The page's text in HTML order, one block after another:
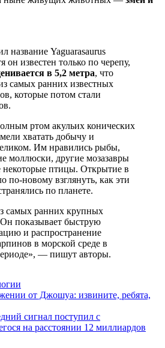
название Yaguarasaurus
он известен только по черепу,
в 5,2 метра, что
самых ранних известных
которые потом стали
ртом акульих конических
хватать добычу и
Им нравились рыбы,
моллюски, другие мозазавры
птицы. Открытие в
по-новому взглянуть, как эти
по планете.
самых ранних крупных
Он показывает быструю
и распространение
в морской среде в
— пишут авторы.
от Джошуа: извините, ребята,
сигнал поступил с
на расстоянии 12 миллиардов